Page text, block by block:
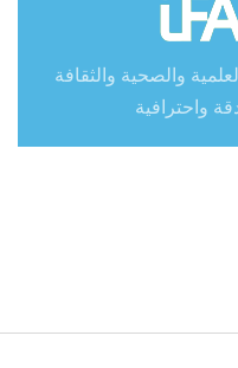
والصحية والثقافة
واحترافية